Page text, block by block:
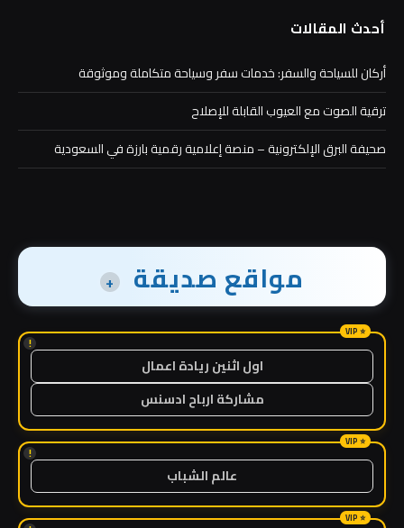
أحدث المقالات
أركان للسياحة والسفر: خدمات سفر وسياحة متكاملة وموثوقة
ترقية الصوت مع العيوب القابلة للإصلاح
صحيفة البرق الإلكترونية – منصة إعلامية رقمية بارزة في السعودية
مواقع صديقة +
!
اول اثنين ريادة اعمال
مشاركة ارباح ادسنس
!
عالم الشباب